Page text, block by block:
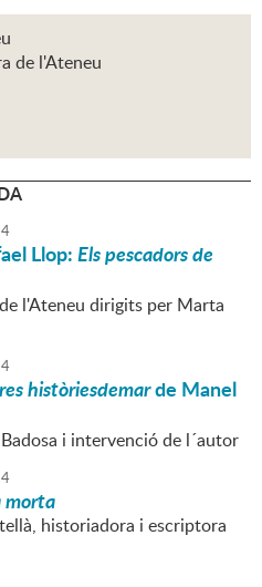
de l'Ateneu
Llop:Els pescadors de
l'Ateneu dirigits per Marta
històriesdemarde Manel
i intervenció de l´autor
morta
historiadora i escriptora